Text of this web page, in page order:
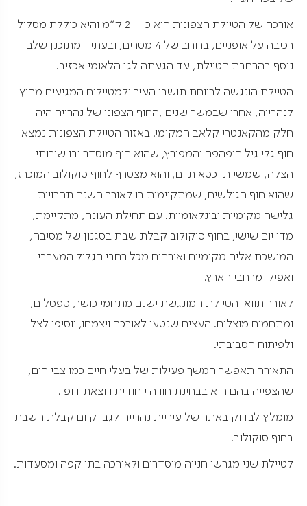
אורכה של הטיילת הצפונית הוא כ – 2 ק"מ והיא כוללת מסלול
רכיבה על אופניים, ברוחב של 4 מטרים, ובעתיד מתוכנן שלב
נוסף בהרחבת הטיילת, עד הגעתה לגן הלאומי אכזיב.
הטיילת הונגשה לרווחת תושבי העיר ולמטיילים המגיעים מחוץ
לנהרייה, אחרי שבמשך שנים ,החוף הצפוני של נהרייה היה
חלק מהקאנטרי קלאב המקומי. באזור הטיילת הצפונית נמצא
חוף גלי גיל היפהפה והמפורץ, שהוא חוף מוסדר ובו שירותי
הצלה, שמשיות וכסאות ים, והוא מצטרף לחוף סוקולוב המוכרז,
שהוא חוף הגולשים, שמתקיימות בו לאורך השנה תחרויות
גלישה מקומיות ובינלאומיות. עם תחילת העונה, מתקיימת,
מדי יום שישי, בחוף סוקולוב קבלת שבת בסגנון של מסיבה,
המושכת אליה מקומיים ואורחים מכל רחבי הגליל המערבי
ואפילו מרחבי הארץ.
לאורך תוואי הטיילת המונגשת ישנם מתחמי כושר, ספסלים,
ומתחמים מוצלים. העצים שנטעו לאורכה ויצמחו, יוסיפו לצל
ולפיתוח הסביבתי.
התאורה תאפשר המשך פעילות של בעלי חיים כמו צבי הים,
שהצפייה בהם היא בבחינת חוויה ייחודית ויוצאת דופן.
מומלץ לבדוק באתר של עיריית נהרייה לגבי קיום קבלת השבת
בחוף סוקולוב.
לטיילת שני מגרשי חנייה מוסדרים ולאורכה בתי קפה ומסעדות.